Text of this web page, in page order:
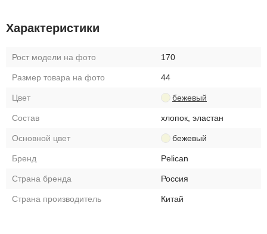
Характеристики
Рост модели на фото 170
Размер товара на фото 44
Цвет бежевый
Состав хлопок, эластан
Основной цвет бежевый
Бренд Pelican
Страна бренда Россия
Страна производитель Китай